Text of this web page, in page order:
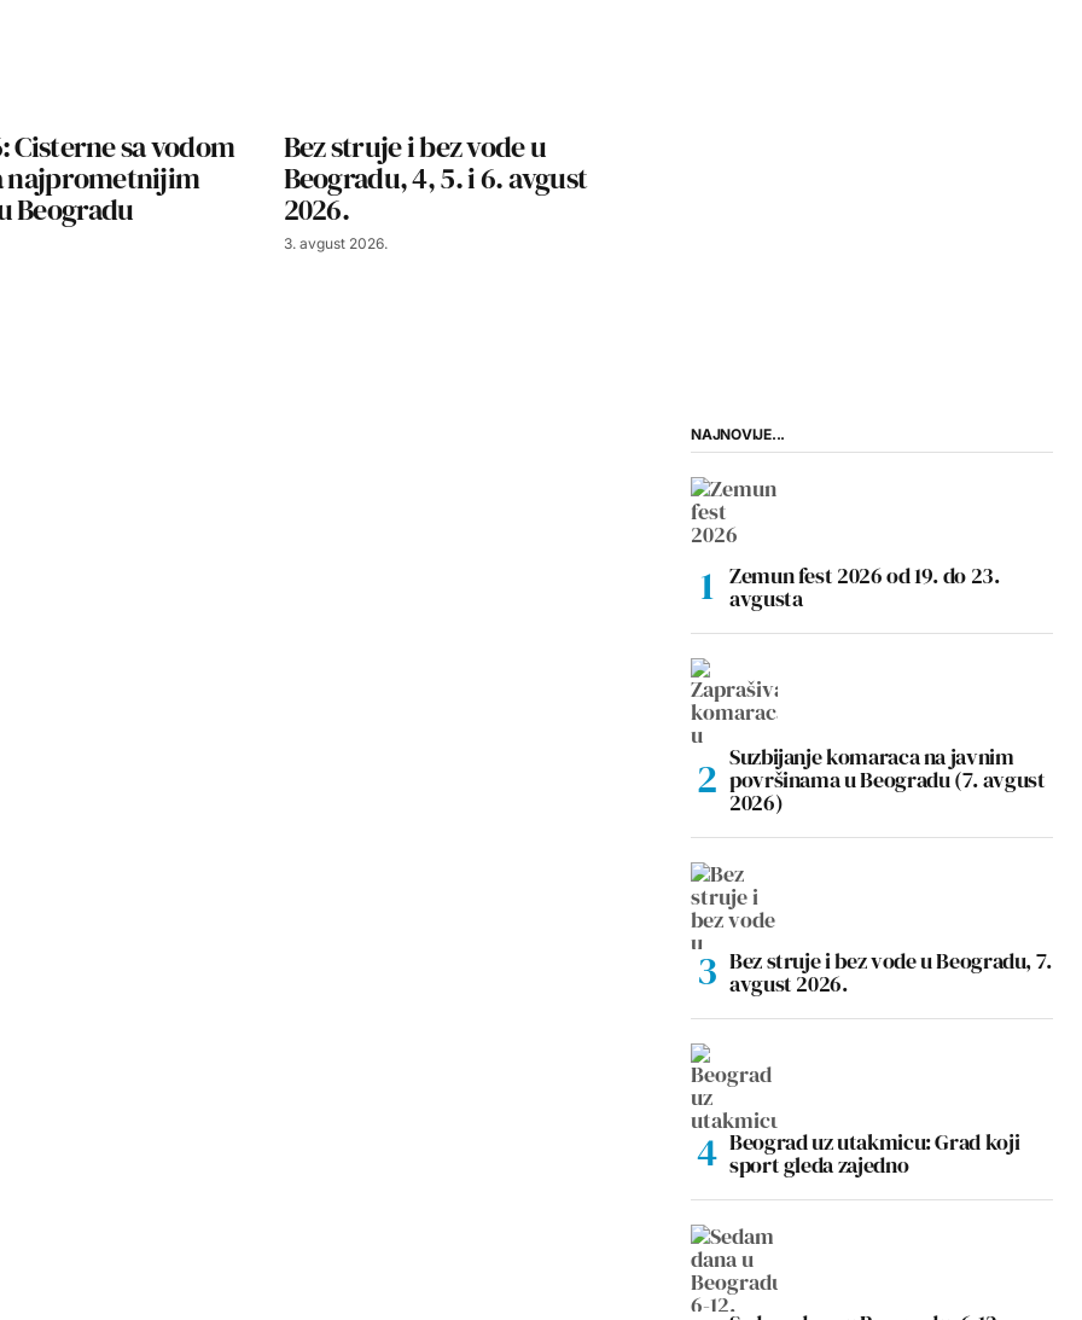
Cisterne sa vodom
najprometnijim
Beogradu
Bez struje i bez vode u
Beogradu, 4, 5. i 6. avgust
2026.
3. avgust 2026.
NAJNOVIJE...
Zemun fest 2026 od 19. do 23.
avgusta
Suzbijanje komaraca na javnim
površinama u Beogradu (7. avgust
2026)
Bez struje i bez vode u Beogradu, 7.
avgust 2026.
Beograd uz utakmicu: Grad koji
sport gleda zajedno